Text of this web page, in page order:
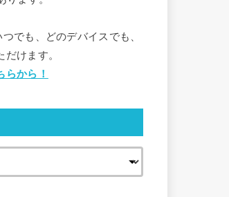
でも、どのデバイスでも、
けます。
らから！